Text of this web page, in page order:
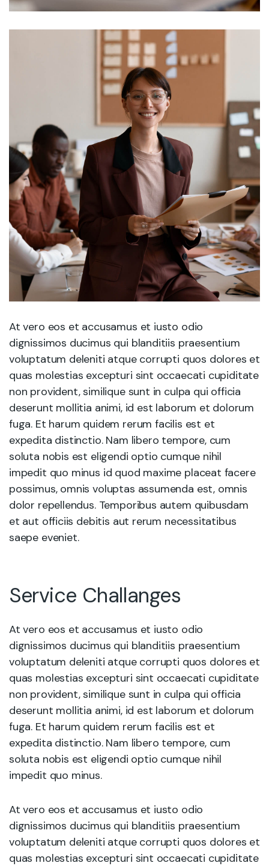
At vero eos et accusamus et iusto odio
dignissimos ducimus qui blanditiis praesentium
voluptatum deleniti atque corrupti quos dolores et
quas molestias excepturi sint occaecati cupiditate
non provident, similique sunt in culpa qui officia
deserunt mollitia animi, id est laborum et dolorum
fuga. Et harum quidem rerum facilis est et
expedita distinctio. Nam libero tempore, cum
soluta nobis est eligendi optio cumque nihil
impedit quo minus id quod maxime placeat facere
possimus, omnis voluptas assumenda est, omnis
dolor repellendus. Temporibus autem quibusdam
et aut officiis debitis aut rerum necessitatibus
saepe eveniet.
Service Challanges
At vero eos et accusamus et iusto odio
dignissimos ducimus qui blanditiis praesentium
voluptatum deleniti atque corrupti quos dolores et
quas molestias excepturi sint occaecati cupiditate
non provident, similique sunt in culpa qui officia
deserunt mollitia animi, id est laborum et dolorum
fuga. Et harum quidem rerum facilis est et
expedita distinctio. Nam libero tempore, cum
soluta nobis est eligendi optio cumque nihil
impedit quo minus.
At vero eos et accusamus et iusto odio
dignissimos ducimus qui blanditiis praesentium
voluptatum deleniti atque corrupti quos dolores et
quas molestias excepturi sint occaecati cupiditate